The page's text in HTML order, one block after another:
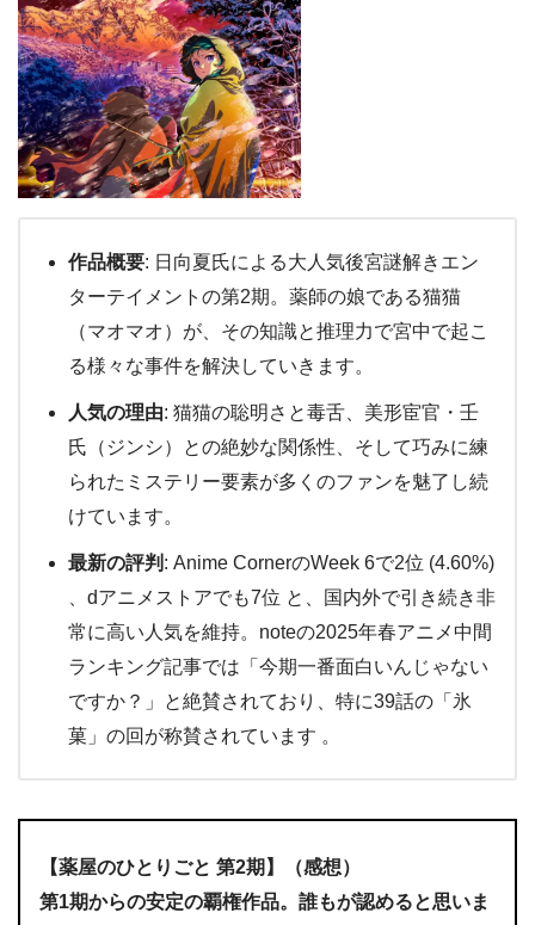
作品概要: 日向夏氏による大人気後宮謎解きエン
ターテイメントの第2期。薬師の娘である猫猫
（マオマオ）が、その知識と推理力で宮中で起こ
る様々な事件を解決していきます。
人気の理由: 猫猫の聡明さと毒舌、美形宦官・壬
氏（ジンシ）との絶妙な関係性、そして巧みに練
られたミステリー要素が多くのファンを魅了し続
けています。
最新の評判 : Anime CornerのWeek 6で2位 (4.60%)
、dアニメストアでも7位 と、国内外で引き続き非
常に高い人気を維持。noteの2025年春アニメ中間
ランキング記事では「今期一番面白いんじゃない
ですか？」と絶賛されており、特に39話の「氷
菓」の回が称賛されています 。
【薬屋のひとりごと 第2期】（感想）
第1期からの安定の覇権作品。誰もが認めると思いま